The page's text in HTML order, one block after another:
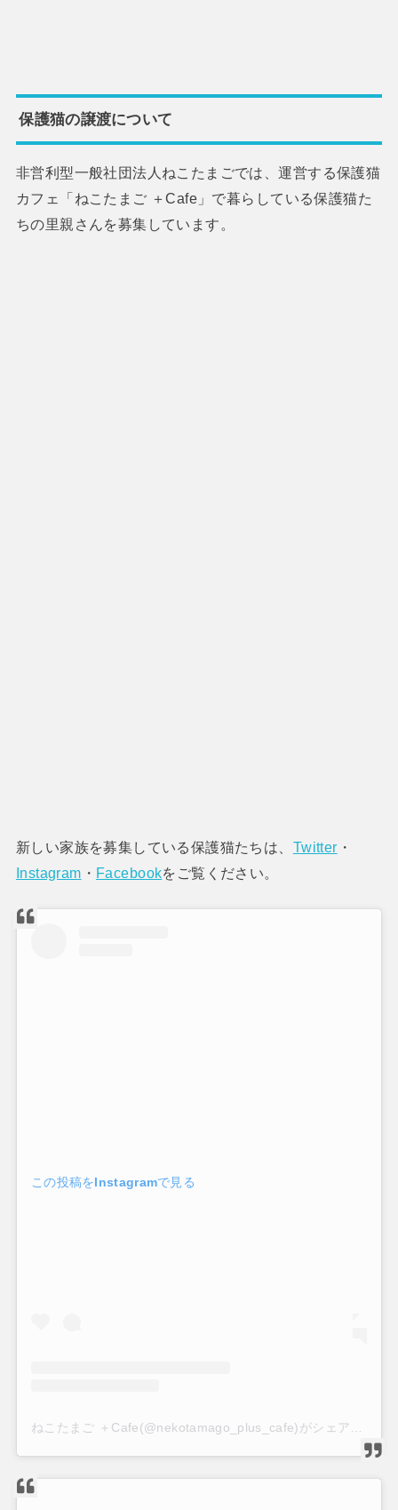
保護猫の譲渡について
非営利型一般社団法人ねこたまごでは、運営する保護猫
カフェ「ねこたまご ＋Cafe」で暮らしている保護猫た
ちの里親さんを募集しています。
新しい家族を募集している保護猫たちは、 Twitter ・
Instagram ・ Facebookをご覧ください。
この投稿をInstagramで見る